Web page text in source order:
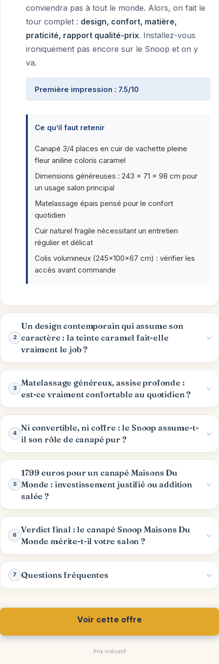
conviendra pas à tout le monde. Alors, on fait le
tour complet : design, confort, matière,
praticité, rapport qualité-prix. Installez-vous
ironiquement pas encore sur le Snoop et on y
va.
Première impression : 7.5/10
Ce qu’il faut retenir
Canapé 3/4 places en cuir de vachette pleine
fleur aniline coloris caramel
Dimensions généreuses : 243 x 71 x 98 cm pour
un usage salon principal
Matelassage épais pensé pour le confort
quotidien
Cuir naturel fragile nécessitant un entretien
régulier et délicat
Colis volumineux (245x100x67 cm) : vérifier les
accès avant commande
2
Un design contemporain qui assume son
caractère : la teinte caramel fait-elle
vraiment le job ?
3
Matelassage généreux, assise profonde :
est-ce vraiment confortable au quotidien ?
4
Ni convertible, ni coffre : le Snoop assume-t-
il son rôle de canapé pur ?
5
1799 euros pour un canapé Maisons Du
Monde : investissement justifié ou addition
salée ?
6
Verdict final : le canapé Snoop Maisons Du
Monde mérite-t-il votre salon ?
7 Questions fréquentes
Voir cette offre
Prix indicatif